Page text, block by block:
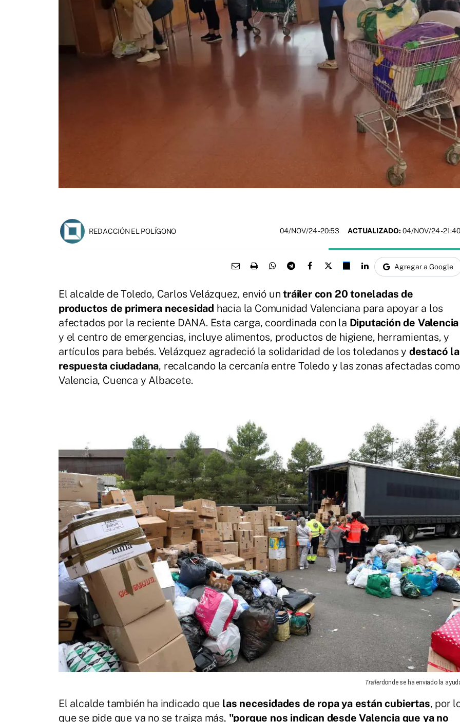
REDACCIÓN EL POLÍGONO 04/NOV/24- 20:53 ACTUALIZADO: 04/NOV/24 - 21:40
Agregar a Google
El alcalde de Toledo, Carlos Velázquez, envió untráiler con 20 toneladas de
productos de primera necesidad hacia la Comunidad Valenciana para apoyar a los
afectados por la reciente DANA. Esta carga, coordinada con la Diputación de Valencia
y el centro de emergencias, incluye alimentos, productos de higiene, herramientas, y
artículos para bebés. Velázquez agradeció la solidaridad de los toledanos y destacó la
respuesta ciudadana, recalcando la cercanía entre Toledo y las zonas afectadas como
Valencia, Cuenca y Albacete.
Trailerdonde se ha enviado la
El alcalde también ha indicado que las necesidades de ropa ya están cubiertas, por
que se pide que ya no se traiga más, "porque nos indican desde Valencia que ya no